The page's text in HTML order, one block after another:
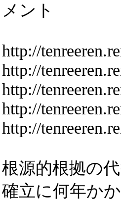
メント
http://
http://
http://
http://
http://
根源的根拠の
確立に何年か